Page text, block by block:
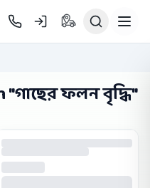
"গাছের ফলন বৃদ্ধি"